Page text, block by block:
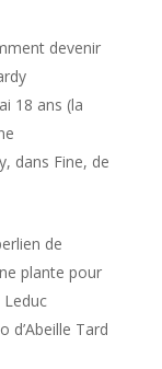
devenir
18 ans (la
dans Fine, de
de
plante pour
Leduc
d’Abeille Tard